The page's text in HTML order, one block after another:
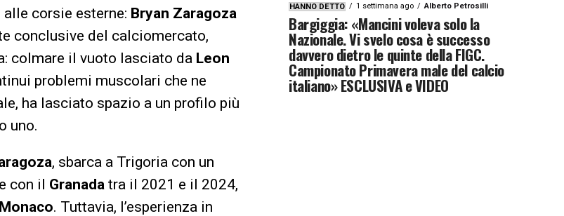
corsie esterne: Bryan Zaragoza
conclusive del calciomercato,
colmare il vuoto lasciato da Leon
problemi muscolari che ne
ha lasciato spazio a un profilo più
uno.
, sbarca a Trigoria con un
con il Granada tra il 2021 e il 2024,
. Tuttavia, l’esperienza in
HANNO DETTO 1 settimana ago Alberto Petrosilli
Bargiggia: «Mancini voleva solo la
Nazionale. Vi svelo cosa è successo
davvero dietro le quinte della FIGC.
Campionato Primavera male del calcio
italiano» ESCLUSIVA e VIDEO